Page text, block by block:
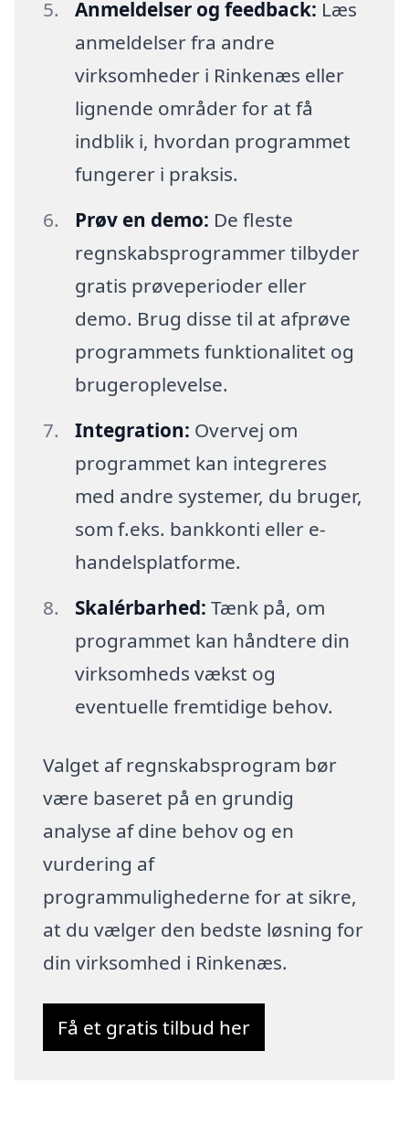
Anmeldelser og feedback: Læs
anmeldelser fra andre
virksomheder i Rinkenæs eller
lignende områder for at få
indblik i, hvordan programmet
fungerer i praksis.
Prøv en demo: De fleste
regnskabsprogrammer tilbyder
gratis prøveperioder eller
demo. Brug disse til at afprøve
programmets funktionalitet og
brugeroplevelse.
Integration: Overvej om
programmet kan integreres
med andre systemer, du bruger,
som f.eks. bankkonti eller e-
handelsplatforme.
Skalérbarhed: Tænk på, om
programmet kan håndtere din
virksomheds vækst og
eventuelle fremtidige behov.
Valget af regnskabsprogram bør
være baseret på en grundig
analyse af dine behov og en
vurdering af
programmulighederne for at sikre,
at du vælger den bedste løsning for
din virksomhed i Rinkenæs.
Få et gratis tilbud her